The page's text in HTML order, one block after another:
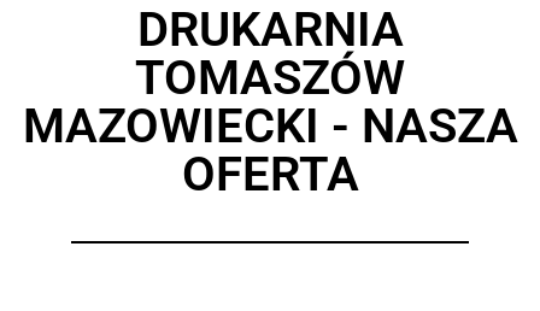
DRUKARNIA
TOMASZÓW
MAZOWIECKI - NASZA
OFERTA